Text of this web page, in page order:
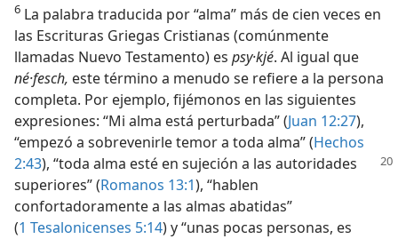
6 La palabra traducida por “alma” más de cien veces en
las Escrituras Griegas Cristianas (comúnmente
llamadas Nuevo Testamento) es psy·kjé. Al igual que
né·fesch, este término a menudo se refiere a la persona
completa. Por ejemplo, fijémonos en las siguientes
expresiones: “Mi alma está perturbada” (Juan 12:27),
“empezó a sobrevenirle temor a toda alma” (Hechos
2:43), “toda alma esté en sujeción a las autoridades
superiores” (Romanos 13:1), “hablen
confortadoramente a las almas abatidas”
(1 Tesalonicenses 5:14) y “unas pocas personas, es